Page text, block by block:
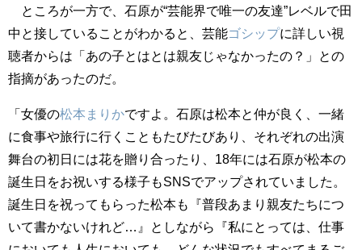
ところが一方で、石原が“芸能界で唯一の友達”レベルで田
中と接していることがわかると、芸能ゴシップに詳しい視
聴者からは「あの子とはとは親友じゃなかったの？」との
指摘があったのだ。
「女優の松本まりかですよ。石原は松本と仲が良く、一緒
に食事や旅行に行くこともたびたびあり、それぞれの出演
舞台の初日には花を贈り合ったり、18年には石原が松本の
誕生日をお祝いする様子もSNSでアップされていました。
誕生日を祝ってもらった松本も『普段あまり親友たちにつ
いて書かないけれど…』としながら『私にとっては、仕事